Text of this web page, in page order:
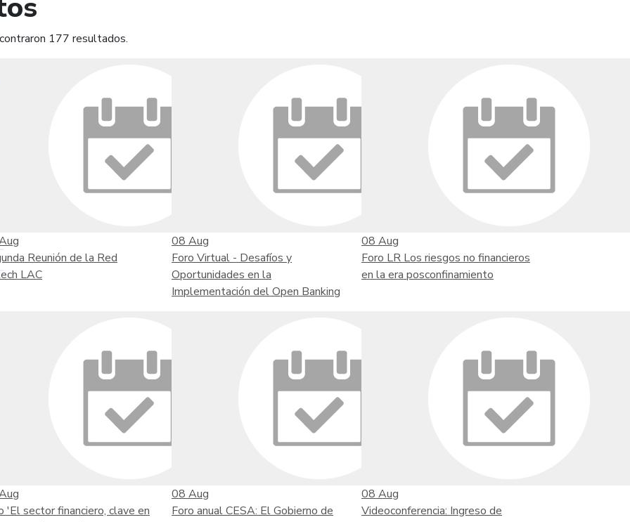
177 resultados.
Reunión de la Red
LAC
08 Aug
Foro Virtual - Desafíos y
Oportunidades en la
Implementación del Open Banking
08 Aug
Foro LR Los riesgos no financieros
en la era posconfinamiento
'El sector financiero, clave en
08 Aug
Foro anual CESA: El Gobierno de
08 Aug
Videoconferencia: Ingreso de